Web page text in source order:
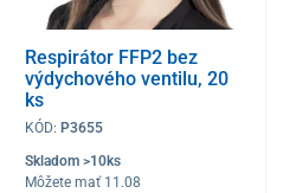
Respirátor FFP2 bez
výdychového ventilu, 20
ks
KÓD: P3655
Skladom >10ks
Môžete mať 11.08